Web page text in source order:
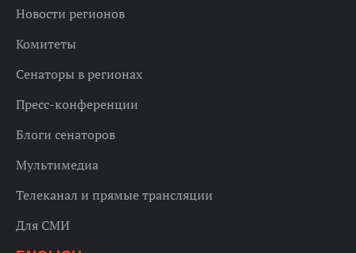
Новости регионов
Комитеты
Сенаторы в регионах
Пресс-конференции
Блоги сенаторов
Мультимедиа
Телеканал и прямые трансляции
Для СМИ